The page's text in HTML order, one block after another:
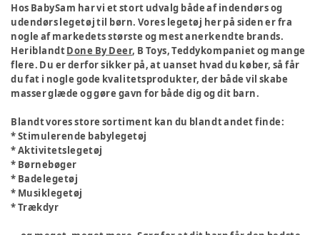
Hos BabySam har vi et stort udvalg både af indendørs og
udendørs legetøj til børn. Vores legetøj her på siden er fra
nogle af markedets største og mest anerkendte brands.
HeriblandtDone By Deer, B Toys, Teddykompaniet og mange
flere. Du er derfor sikker på, at uanset hvad du køber, så får
du fat i nogle gode kvalitetsprodukter, der både vil skabe
masser glæde og gøre gavn for både dig og dit barn.
Blandt vores store sortiment kan du blandt andet finde:
* Stimulerende babylegetøj
* Aktivitetslegetøj
* Børnebøger
* Badelegetøj
* Musiklegetøj
* Trækdyr